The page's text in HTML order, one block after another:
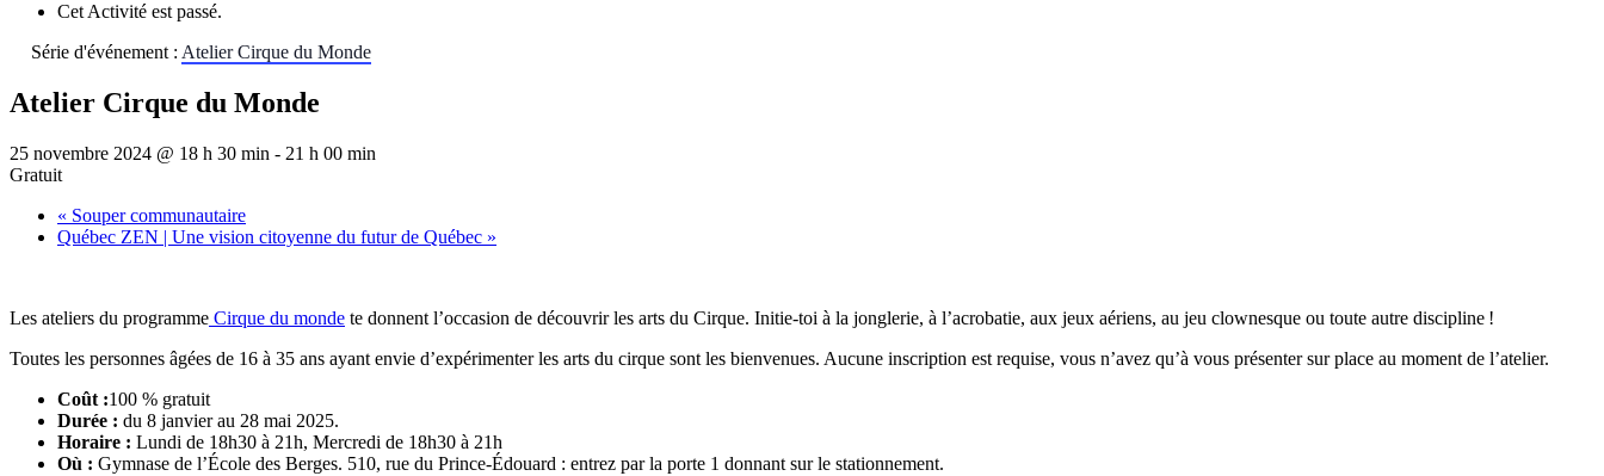
Cet Activité est passé.
Série d'événement : Atelier Cirque du Monde
Atelier Cirque du Monde
25 novembre 2024 @ 18 h 30 min - 21 h 00 min
Gratuit
« Souper communautaire
Québec ZEN | Une vision citoyenne du futur de Québec »
Les ateliers du programme Cirque du monde te donnent l’occasion de découvrir les arts du Cirque. Initie-toi à la jonglerie, à l’acrobatie, aux jeux aériens, au jeu clownesque ou toute autre discipline !
Toutes les personnes âgées de 16 à 35 ans ayant envie d’expérimenter les arts du cirque sont les bienvenues. Aucune inscription est requise, vous n’avez qu’à vous présenter sur place au moment de l’atelier.
Coût :100 % gratuit
Durée : du 8 janvier au 28 mai 2025.
Horaire : Lundi de 18h30 à 21h, Mercredi de 18h30 à 21h
Où : Gymnase de l’École des Berges. 510, rue du Prince-Édouard : entrez par la porte 1 donnant sur le stationnement.